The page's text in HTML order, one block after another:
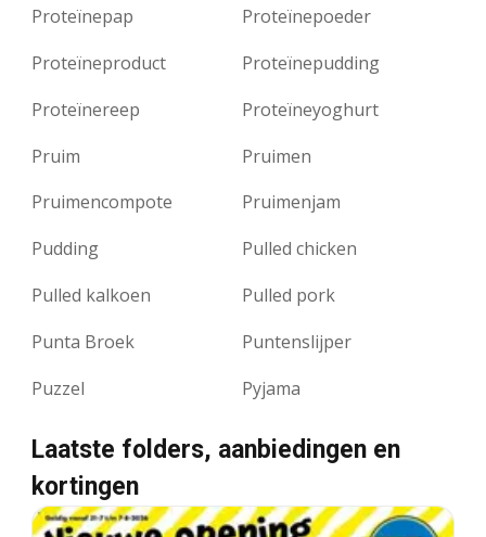
Proteïnepap
Proteïnepoeder
Proteïneproduct
Proteïnepudding
Proteïnereep
Proteïneyoghurt
Pruim
Pruimen
Pruimencompote
Pruimenjam
Pudding
Pulled chicken
Pulled kalkoen
Pulled pork
Punta Broek
Puntenslijper
Puzzel
Pyjama
Laatste folders, aanbiedingen en
kortingen